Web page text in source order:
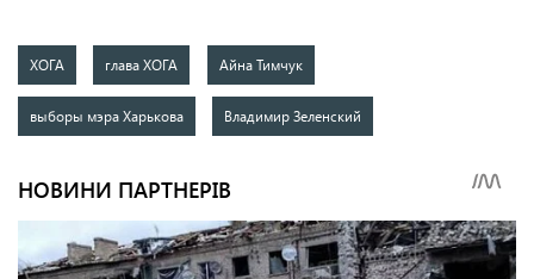
ХОГА глава ХОГА Айна Тимчук
выборы мэра Харькова Владимир Зеленский